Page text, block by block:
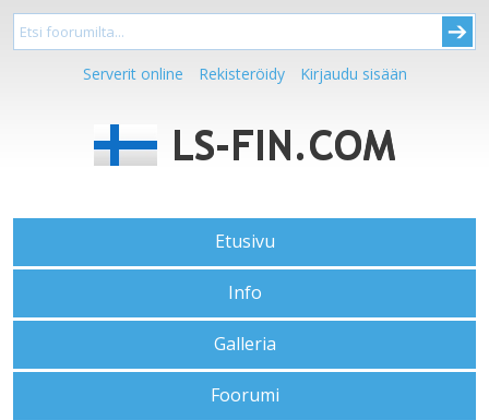
Serverit online Rekisteröidy Kirjaudu sisään
Etusivu
Info
Galleria
Foorumi